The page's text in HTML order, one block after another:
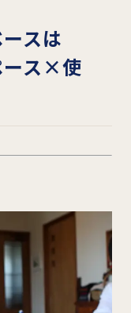
スは
ース×使